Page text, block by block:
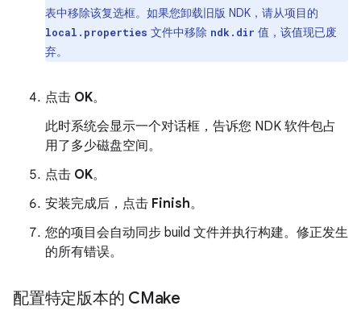
表中移除该复选框。如果您卸载旧版 NDK，请从项目的
local.properties 文件中移除 ndk.dir 值，该值现已废
弃。
点击 OK。
此时系统会显示一个对话框，告诉您 NDK 软件包占
用了多少磁盘空间。
点击 OK。
安装完成后，点击 Finish。
您的项目会自动同步 build 文件并执行构建。修正发生
的所有错误。
配置特定版本的 CMake